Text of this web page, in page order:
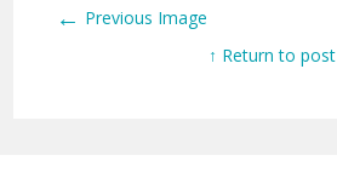
← Previous Image
↑ Return to post